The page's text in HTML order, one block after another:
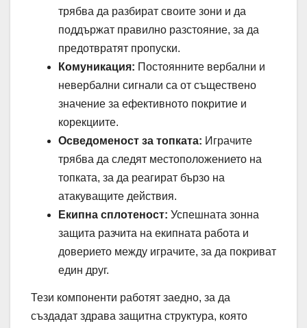
трябва да разбират своите зони и да
поддържат правилно разстояние, за да
предотвратят пропуски.
Комуникация: Постоянните вербални и
невербални сигнали са от съществено
значение за ефективното покритие и
корекциите.
Осведоменост за топката: Играчите
трябва да следят местоположението на
топката, за да реагират бързо на
атакуващите действия.
Екипна сплотеност: Успешната зонна
защита разчита на екипната работа и
доверието между играчите, за да покриват
един друг.
Тези компоненти работят заедно, за да
създадат здрава защитна структура, която